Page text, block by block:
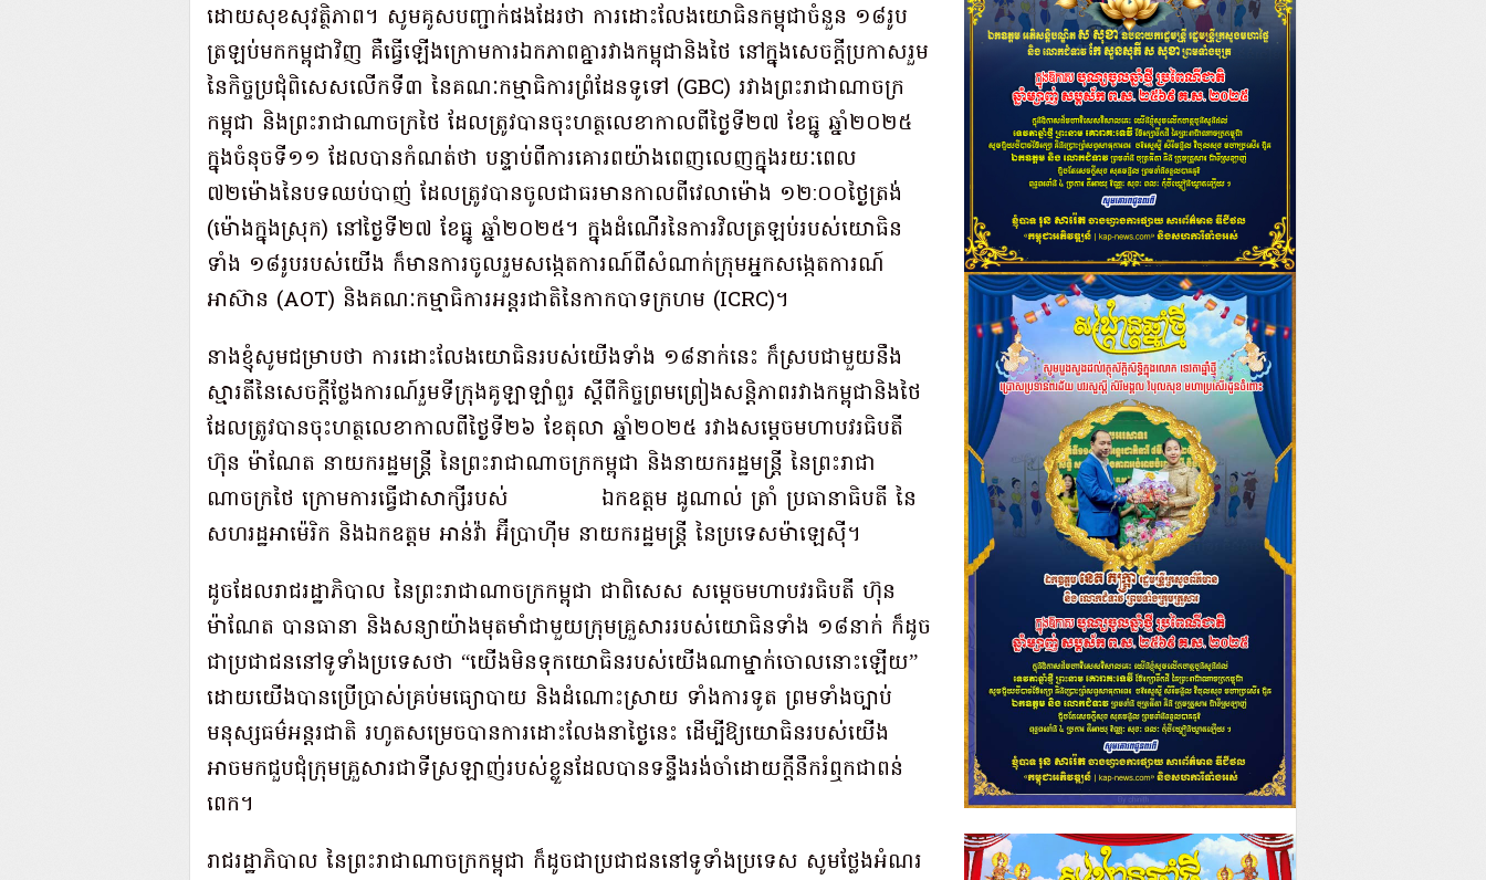
ដោយសុខសុវត្ថិភាព។ សូមគូសបញ្ជាក់ផងដែរថា ការដោះលែងយោធិនកម្ពុជាចំនួន ១៨រូប
ត្រឡប់មកកម្ពុជាវិញ គឺធ្វើឡើងក្រោមការឯកភាពគ្នារវាងកម្ពុជានិងថៃ នៅក្នុងសេចក្តីប្រកាសរួម
នៃកិច្ចប្រជុំពិសេសលើកទី៣ នៃគណៈកម្មាធិការព្រំដែនទូទៅ (GBC) រវាងព្រះរាជាណាចក្រ
កម្ពុជា និងព្រះរាជាណាចក្រថៃ ដែលត្រូវបានចុះហត្ថលេខាកាលពីថ្ងៃទី២៧ ខែធ្នូ ឆ្នាំ២០២៥
ក្នុងចំនុចទី១១ ដែលបានកំណត់ថា បន្ទាប់ពីការគោរពយ៉ាងពេញលេញក្នុងរយៈពេល
៧២ម៉ោងនៃបទឈប់បាញ់ ដែលត្រូវបានចូលជាធរមានកាលពីវេលាម៉ោង ១២:០០ថ្ងៃត្រង់
(ម៉ោងក្នុងស្រុក) នៅថ្ងៃទី២៧ ខែធ្នូ ឆ្នាំ២០២៥។ ក្នុងដំណើរនៃការវិលត្រឡប់របស់យោធិន
ទាំង ១៨រូបរបស់យើង ក៏មានការចូលរួមសង្កេតការណ៍ពីសំណាក់ក្រុមអ្នកសង្កេតការណ៍
អាស៊ាន (AOT) និងគណៈកម្មាធិការអន្តរជាតិនៃកាកបាទក្រហម (ICRC)។
នាងខ្ញុំសូមជម្រាបថា ការដោះលែងយោធិនរបស់យើងទាំង ១៨នាក់នេះ ក៏ស្របជាមួយនឹង
ស្មារតីនៃសេចក្តីថ្លែងការណ៍រួមទីក្រុងគូឡាឡាំពួរ ស្តីពីកិច្ចព្រមព្រៀងសន្តិភាពរវាងកម្ពុជានិងថៃ
ដែលត្រូវបានចុះហត្ថលេខាកាលពីថ្ងៃទី២៦ ខែតុលា ឆ្នាំ២០២៥ រវាងសម្តេចមហាបវរធិបតី
ហ៊ុន ម៉ាណែត នាយករដ្ឋមន្ត្រី នៃព្រះរាជាណាចក្រកម្ពុជា និងនាយករដ្ឋមន្ត្រី នៃព្រះរាជា
ណាចក្រថៃ ក្រោមការធ្វើជាសាក្សីរបស់ ឯកឧត្តម ដូណាល់ ត្រាំ ប្រធានាធិបតី នៃ
សហរដ្ឋអាម៉េរិក និងឯកឧត្តម អាន់វ៉ា អ៊ីប្រាហ៊ីម នាយករដ្ឋមន្ត្រី នៃប្រទេសម៉ាឡេស៊ី។
ដូចដែលរាជរដ្ឋាភិបាល នៃព្រះរាជាណាចក្រកម្ពុជា ជាពិសេស សម្តេចមហាបវរធិបតី ហ៊ុន
ម៉ាណែត បានធានា និងសន្យាយ៉ាងមុតមាំជាមួយក្រុមគ្រួសាររបស់យោធិនទាំង ១៨នាក់ ក៏ដូច
ជាប្រជាជននៅទូទាំងប្រទេសថា “យើងមិនទុកយោធិនរបស់យើងណាម្នាក់ចោលនោះឡើយ”
ដោយយើងបានប្រើប្រាស់គ្រប់មធ្យោបាយ និងដំណោះស្រាយ ទាំងការទូត ព្រមទាំងច្បាប់
មនុស្សធម៌អន្តរជាតិ រហូតសម្រេចបានការដោះលែងនាថ្ងៃនេះ ដើម្បីឱ្យយោធិនរបស់យើង
អាចមកជួបជុំក្រុមគ្រួសារជាទីស្រឡាញ់របស់ខ្លួនដែលបានទន្ទឹងរង់ចាំដោយក្តីនឹករំឮកជាពន់
ពេក។
រាជរដ្ឋាភិបាល នៃព្រះរាជាណាចក្រកម្ពុជា ក៏ដូចជាប្រជាជននៅទូទាំងប្រទេស សូមថ្លែងអំណរ